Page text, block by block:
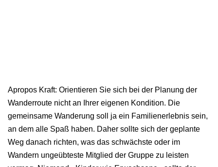
Apropos Kraft: Orientieren Sie sich bei der Planung der
Wanderroute nicht an Ihrer eigenen Kondition. Die
gemeinsame Wanderung soll ja ein Familienerlebnis sein,
an dem alle Spaß haben. Daher sollte sich der geplante
Weg danach richten, was das schwächste oder im
Wandern ungeübteste Mitglied der Gruppe zu leisten